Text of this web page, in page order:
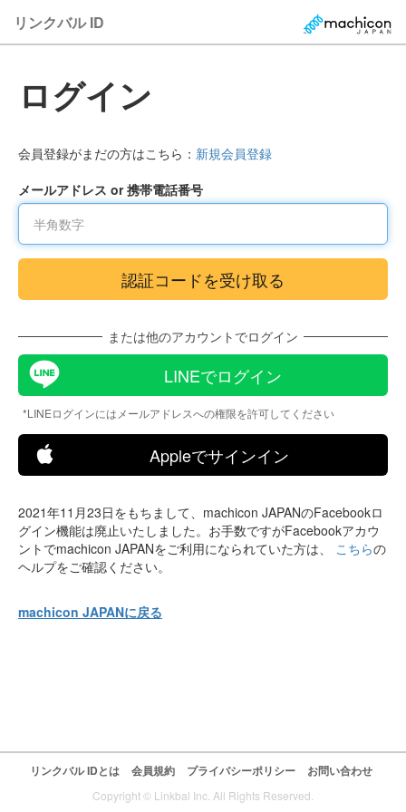
リンクバル ID
ログイン
会員登録がまだの方はこちら： 新規会員登録
メールアドレス or 携帯電話番号
または他のアカウントでログイン
LINEでログイン
*LINEログインにはメールアドレスへの権限を許可してください
Appleでサインイン
2021年11月23日をもちまして、machicon JAPANのFacebookロ
グイン機能は廃止いたしました。お手数ですがFacebookアカウ
ントでmachicon JAPANをご利用になられていた方は、 こちらの
ヘルプをご確認ください。
machicon JAPANに戻る
リンクバル IDとは 会員規約 プライバシーポリシー お問い合わせ
Copyright © Linkbal Inc. All Rights Reserved.